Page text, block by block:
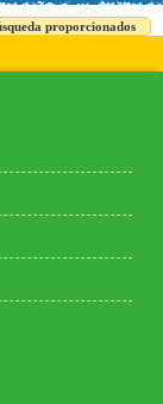
proporcionados